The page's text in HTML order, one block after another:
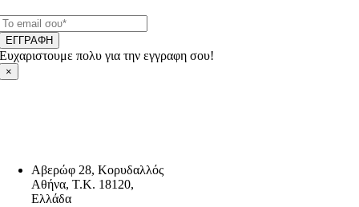
ΕΓΓΡΑΦΗ
Ευχαριστουμε πολυ για την εγγραφη σου!
×
Αβερώφ 28, Κορυδαλλός
Αθήνα, Τ.Κ. 18120,
Ελλάδα